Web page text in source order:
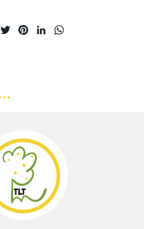
Facebook
TwitterPinterestLinkedIn